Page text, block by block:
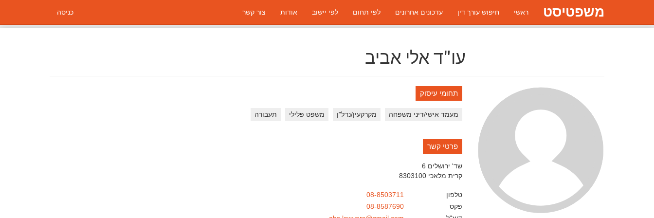
משפטיסט ראשי חיפוש עורך דין עדכונים אחרונים לפי תחום לפי יישוב אודות צור קשר כניסה
עו"ד אלי אביב
תחומי עיסוק
מעמד אישי/דיני משפחה מקרקעין/נדל"ן משפט פלילי תעבורה
פרטי קשר
שד' ירושלים 6
קרית מלאכי 8303100
טלפון
08-8503711
פקס
08-8587690